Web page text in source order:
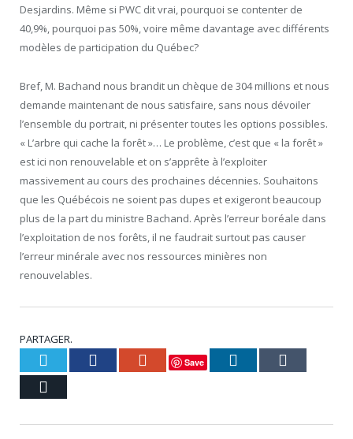
Desjardins. Même si PWC dit vrai, pourquoi se contenter de
40,9%, pourquoi pas 50%, voire même davantage avec différents
modèles de participation du Québec?
Bref, M. Bachand nous brandit un chèque de 304 millions et nous
demande maintenant de nous satisfaire, sans nous dévoiler
l’ensemble du portrait, ni présenter toutes les options possibles.
« L’arbre qui cache la forêt »… Le problème, c’est que « la forêt »
est ici non renouvelable et on s’apprête à l’exploiter
massivement au cours des prochaines décennies. Souhaitons
que les Québécois ne soient pas dupes et exigeront beaucoup
plus de la part du ministre Bachand. Après l’erreur boréale dans
l’exploitation de nos forêts, il ne faudrait surtout pas causer
l’erreur minérale avec nos ressources minières non
renouvelables.
PARTAGER.
Twitter Facebook Google+
Save LinkedIn